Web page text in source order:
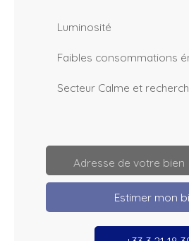
Luminosité
Faibles consommations
Secteur Calme et
Adresse de votre bien
Estimer mon